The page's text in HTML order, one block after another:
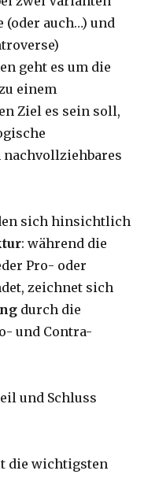
(oder auch…) und
geht es um die
einem
Ziel es sein soll,
nachvollziehbares
sich hinsichtlich
: während die
Pro- oder
zeichnet sich
durch die
und Contra-
und Schluss
die wichtigsten